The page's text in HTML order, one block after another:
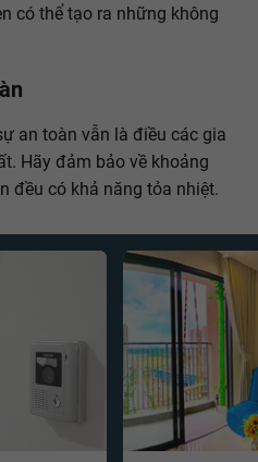
có thể tạo ra những không
an toàn vẫn là điều các gia
Hãy đảm bảo về khoảng
đều có khả năng tỏa nhiệt.